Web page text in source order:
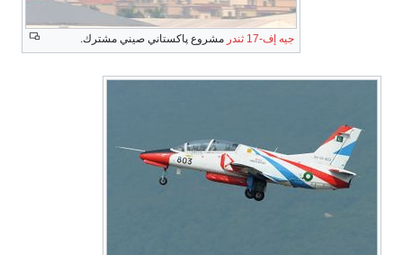
جيه إف-17 ثندر مشروع پاكستاني صيني مشترك.